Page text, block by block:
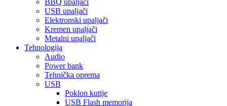
BBQ upaljači
USB upaljači
Elektronski upaljači
Kremen upaljači
Metalni upaljači
Tehnologija
Audio
Power bank
Tehnička oprema
USB
Poklon kutije
USB Flash memorija